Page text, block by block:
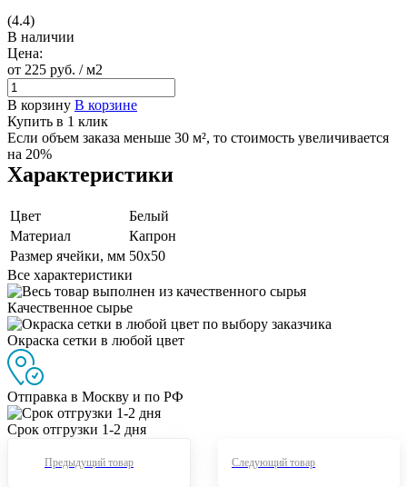
(4.4)
В наличии
Цена:
от 225 руб. / м2
В корзину В корзине
Купить в 1 клик
Если объем заказа меньше 30 м², то стоимость увеличивается
на 20%
Характеристики
Цвет
Белый
Материал
Капрон
Размер ячейки, мм 50х50
Все характеристики
Качественное сырье
Окраска сетки в любой цвет
Отправка в Москву и по РФ
Срок отгрузки 1-2 дня
Предыдущий товар Следующий товар